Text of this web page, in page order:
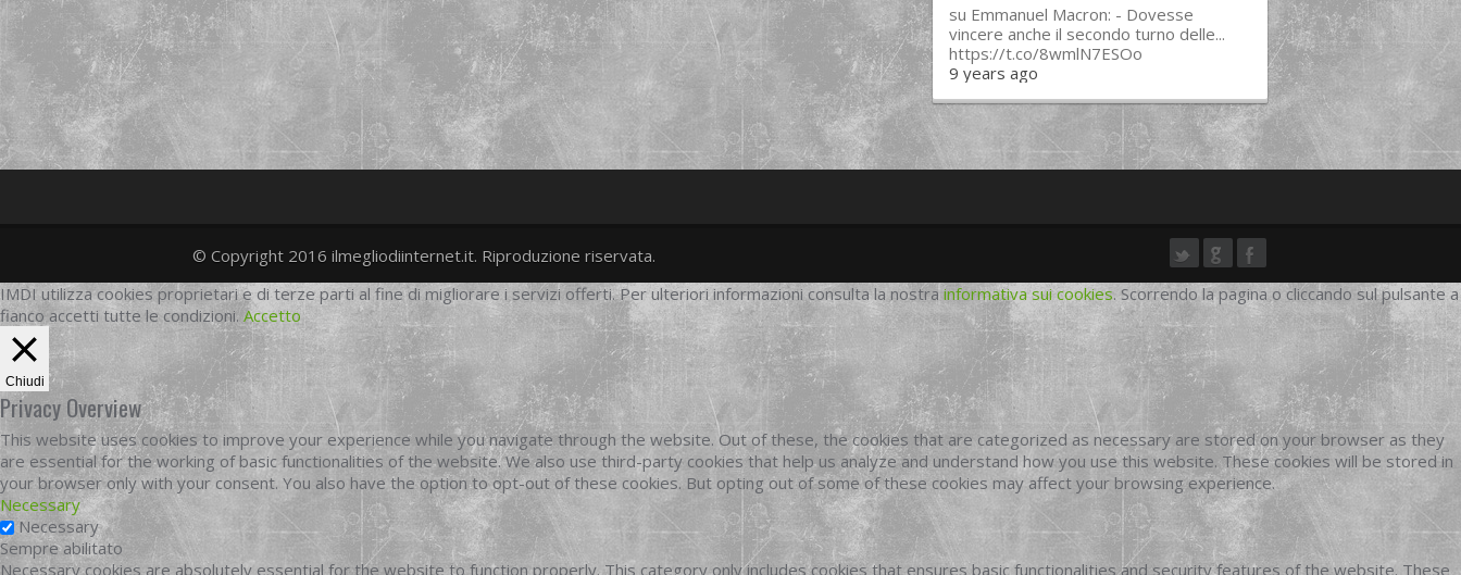
su Emmanuel Macron: - Dovesse
vincere anche il secondo turno delle...
https://t.co/8wmlN7ESOo
9 years ago
twittergoogleplus
facebook
© Copyright 2016 ilmegliodiinternet.it. Riproduzione riservata.
IMDI utilizza cookies proprietari e di terze parti al fine di migliorare i servizi offerti. Per ulteriori informazioni consulta la nostra informativa sui cookies. Scorrendo la pagina o cliccando sul pulsante a
fianco accetti tutte le condizioni. Accetto
Chiudi
Privacy Overview
This website uses cookies to improve your experience while you navigate through the website. Out of these, the cookies that are categorized as necessary are stored on your browser as they
are essential for the working of basic functionalities of the website. We also use third-party cookies that help us analyze and understand how you use this website. These cookies will be stored in
your browser only with your consent. You also have the option to opt-out of these cookies. But opting out of some of these cookies may affect your browsing experience.
Necessary
Necessary
Sempre abilitato
Necessary cookies are absolutely essential for the website to function properly. This category only includes cookies that ensures basic functionalities and security features of the website. These